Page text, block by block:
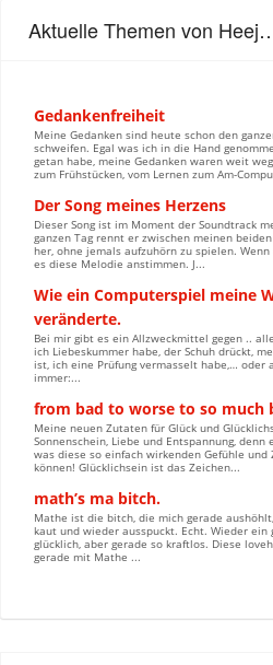
Aktuelle Themen von
Gedankenfreiheit
Meine Gedanken sind heute schon den
schweifen. Egal was ich in die Hand
getan habe, meine Gedanken waren weit
zum Frühstücken, vom Lernen zum Am-
Der Song meines Herzens
Dieser Song ist im Moment der Soundtrack
ganzen Tag rennt er zwischen meinen
her, ohne jemals aufzuhörn zu spielen.
es diese Melodie anstimmen. J...
Wie ein Computerspiel meine
veränderte.
Bei mir gibt es ein Allzweckmittel gegen ..
ich Liebeskummer habe, der Schuh drückt,
ist, ich eine Prüfung vermasselt habe,… oder
immer:...
from bad to worse to so much
Meine neuen Zutaten für Glück und
Sonnenschein, Liebe und Entspannung, denn
was diese so einfach wirkenden Gefühle
können! Glücklichsein ist das Zeichen...
math’s ma bitch.
Mathe ist die bitch, die mich gerade
kaut und wieder ausspuckt. Echt. Wieder ein
glücklich, aber gerade so kraftlos. Diese
gerade mit Mathe ...